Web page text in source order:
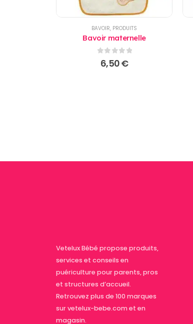
BAVOIR, PRODUITS
Bavoir maternelle
0sur 5
6,50€
Vetelux Bébé propose produits,
services et conseils en
puériculture pour parents, pros
et structures d’accueil.
Retrouvez plus de 100 marques
sur vetelux-bebe.com et en
magasin.